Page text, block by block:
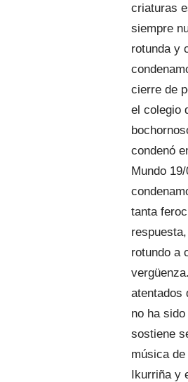
criaturas
siempre
rotunda y
cierre de
el colegio
condenó
Mundo
tanta
rotundo a
atentados
no ha
sostiene
música
Ikurriña y